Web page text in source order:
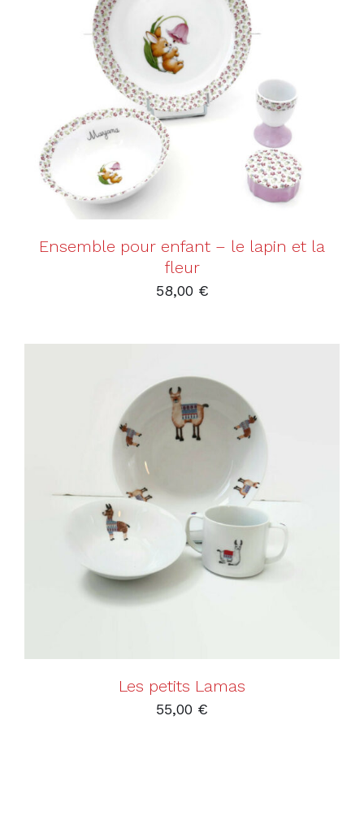
AJOUTER AU PANIER / DÉTAILS
Ensemble pour enfant – le lapin et la
fleur
58,00 €
AJOUTER AU PANIER / DÉTAILS
Les petits Lamas
55,00 €